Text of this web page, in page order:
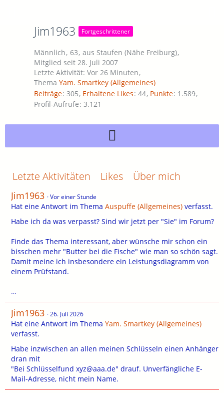
Jim1963 Fortgeschrittener
Männlich 63 aus Staufen (Nähe Freiburg)
Mitglied seit 28. Juli 2007
Letzte Aktivität: Vor 26 Minuten
Thema Yam. Smartkey (Allgemeines)
Beiträge 305 Erhaltene Likes 44 Punkte 1.589
Profil-Aufrufe 3.121
Letzte Aktivitäten Likes Über mich
Jim1963 Vor einer Stunde
Hat eine Antwort im Thema Auspuffe (Allgemeines) verfasst.
Habe ich da was verpasst? Sind wir jetzt per "Sie" im Forum?
Finde das Thema interessant, aber wünsche mir schon ein
bisschen mehr "Butter bei die Fische" wie man so schön sagt.
Damit meine ich insbesondere ein Leistungsdiagramm von
einem Prüfstand.
…
Jim1963 26. Juli 2026
Hat eine Antwort im Thema Yam. Smartkey (Allgemeines)
verfasst.
Habe inzwischen an allen meinen Schlüsseln einen Anhänger
dran mit
"Bei Schlüsselfund xyz@aaa.de" drauf. Unverfängliche E-
Mail-Adresse, nicht mein Name.